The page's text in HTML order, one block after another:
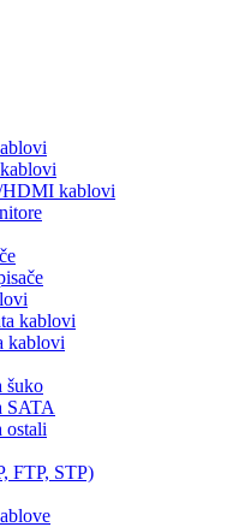
HDMI kablovi
kablovi
kablovi
šuko
SATA
ostali
FTP, STP)